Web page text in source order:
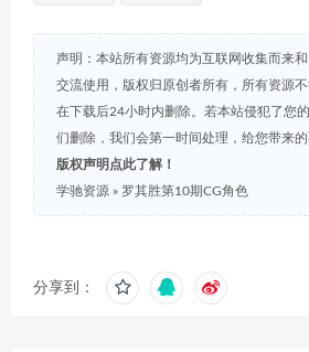
声明：本站所有资源均为互联网收集而来
交流使用，版权归原创者所有，所有资源
在下载后24小时内删除。若本站侵犯了您
们删除，我们会第一时间处理，给您带来的
版权声明点此了解！
学驰资源 » 罗其胜第10期CG角色
分享到：